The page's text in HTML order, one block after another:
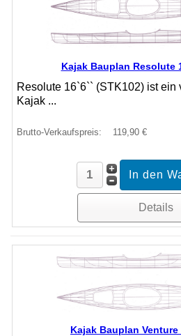
Kajak Bauplan Resolute
Resolute 16`6`` (STK102) ist ein
Kajak ...
Brutto-Verkaufspreis: 119,90 €
Details
Kajak Bauplan Venture